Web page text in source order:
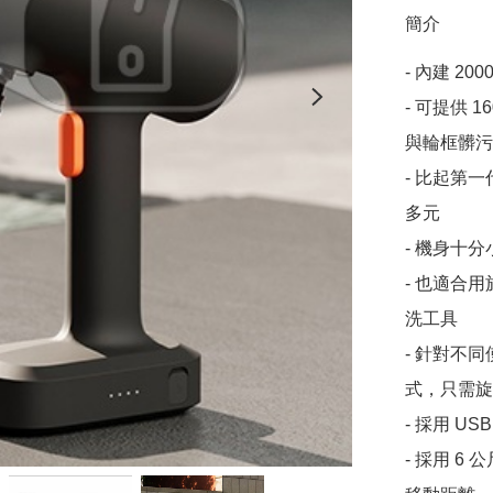
簡介
- 內建
- 可提供
與輪框髒污
- 比起第一
多元
- 機身十分
- 也適合用
洗工具
- 針對不同
式，只需
- 採用
- 採用 6 公